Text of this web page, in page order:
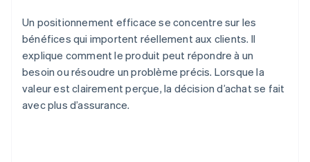
Un positionnement efficace se concentre sur les
bénéfices qui importent réellement aux clients. Il
explique comment le produit peut répondre à un
besoin ou résoudre un problème précis. Lorsque la
valeur est clairement perçue, la décision d’achat se fait
avec plus d’assurance.